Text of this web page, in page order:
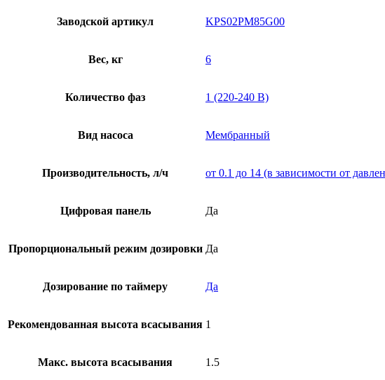
Заводской артикул KPS02PM85G00
Вес, кг 6
Количество фаз 1 (220-240 В)
Вид насоса Мембранный
Производительность, л/ч от 0.1 до 14 (в зависимости от
Цифровая панель Да
Пропорциональный режим дозировки Да
Дозирование по таймеру Да
Рекомендованная высота всасывания 1
Макс. высота всасывания 1.5